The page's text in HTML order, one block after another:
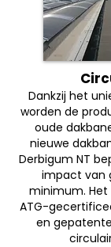
Dankzij het
worden de
oude
nieuwe
Derbigum NT
impact van
minimum. Het
ATG-
en